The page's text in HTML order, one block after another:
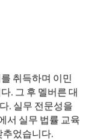
취득하며 이민
. 그 후 멜버른 대
. 실무 전문성을
서 실무 법률 교육
추었습니다.